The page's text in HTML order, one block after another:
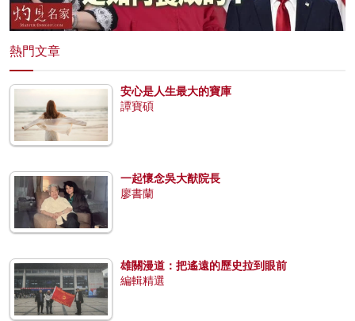
熱門文章
安心是人生最大的寶庫
譚寶碩
一起懷念吳大猷院長
廖書蘭
雄關漫道：把遙遠的歷史拉到眼前
編輯精選